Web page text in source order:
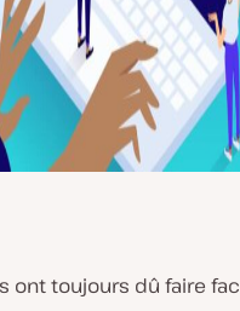
ont toujours dû faire